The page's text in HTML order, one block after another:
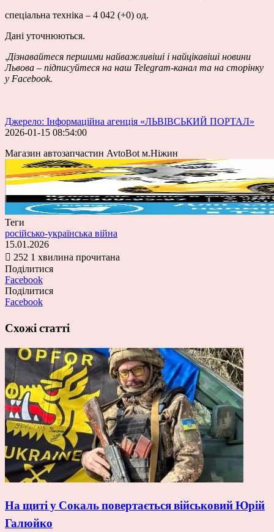
спеціальна техніка – 4 042 (+0) од.
Дані уточнюються.
.Дізнавайтеся першими найважливіші і найцікавіші новини
Львова – підписуйтеся на наш Telegram-канал та на сторінку
у Facebook.
Джерело: Інформаційна агенція «ЛЬВІВСЬКИЙ ПОРТАЛ»
2026-01-15 08:54:00
Магазин автозапчастин AvtoBot м.Ніжин
Теги
російсько-українська війна
15.01.2026
252 1 хвилина прочитана
Поділитися
Facebook
Поділитися
Facebook
Схожі статті
На щиті у Сокаль повертається військовий Юрій
Галюйко